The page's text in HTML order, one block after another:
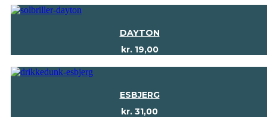
DAYTON
kr.19,00
ESBJERG
kr. 31,00